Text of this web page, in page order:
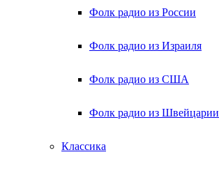
Фолк радио из России
Фолк радио из Израиля
Фолк радио из США
Фолк радио из Швейцарии
Классика